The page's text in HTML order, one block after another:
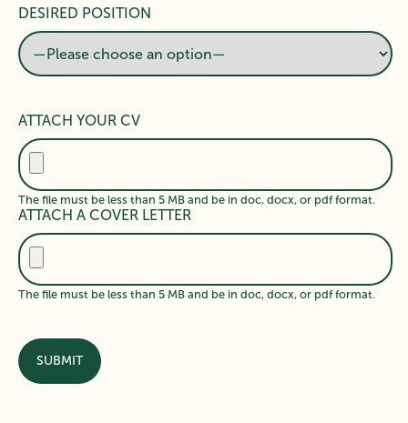
DESIRED POSITION
ATTACH YOUR CV
The file must be less than 5 MB and be in doc, docx, or pdf format.
ATTACH A COVER LETTER
The file must be less than 5 MB and be in doc, docx, or pdf format.